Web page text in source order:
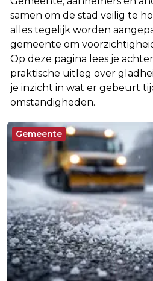
samen om de stad veilig te
alles tegelijk worden
gemeente om
Op deze pagina lees je
praktische uitleg over
je inzicht in wat er gebeurt
omstandigheden.
Gemeente